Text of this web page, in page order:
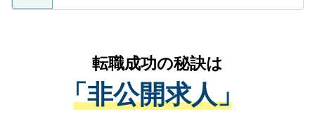
ているすべての個人データはご本人の許可
は、個人情報の取り扱いについての厳密な
管理基準を満たした事業者のみに付与され
る、プライバシーマークを取得済みです。
かがいして、現在の医療機関の状況や紹介
経験をまじえながら、適切なアドバイスを
させていただきます。すぐにご転職をされ
ない方には、長期的なサポートが可能です
転職成功の秘訣は
「非公開求人」